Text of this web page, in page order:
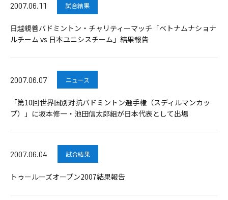
2007.06.11 試合結果
日越親善バドミントン・チャリティーマッチ「ベトナムナショナ
ルチーム vs 日本ユニシスチーム」結果報告
2007.06.07 ニュース
「第10回世界国別対抗バドミントン選手権（スディルマンカッ
プ）」に坂本修一・池田信太郎組が日本代表として出場
2007.06.04 試合結果
トゥールーズオープン2007結果報告